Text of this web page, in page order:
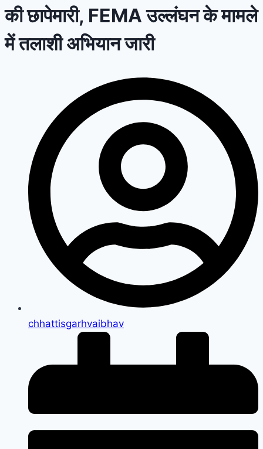
की छापेमारी, FEMA उल्लंघन के मामले
में तलाशी अभियान जारी
chhattisgarhvaibhav